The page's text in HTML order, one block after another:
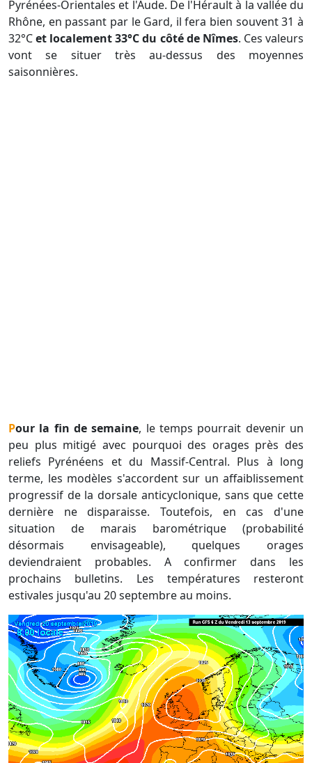
Pyrénées-Orientales et l'Aude. De l'Hérault à la vallée du
Rhône, en passant par le Gard, il fera bien souvent 31 à
32°Cet localement 33°C du côté de Nîmes. Ces valeurs
vont se situer très au-dessus des moyennes
saisonnières.
Pour la fin de semaine, le temps pourrait devenir un
peu plus mitigé avec pourquoi des orages près des
reliefs Pyrénéens et du Massif-Central. Plus à long
terme, les modèles s'accordent sur un affaiblissement
progressif de la dorsale anticyclonique, sans que cette
dernière ne disparaisse. Toutefois, en cas d'une
situation de marais barométrique (probabilité
désormais envisageable), quelques orages
deviendraient probables. A confirmer dans les
prochains bulletins. Les températures resteront
estivales jusqu'au 20 septembre au moins.